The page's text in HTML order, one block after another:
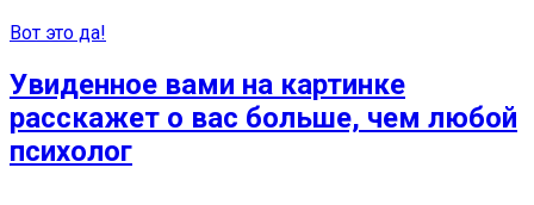
Вот это да!
Увиденное вами на картинке
расскажет о вас больше, чем любой
психолог